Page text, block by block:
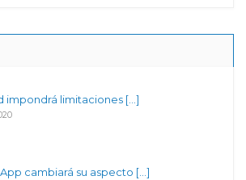
impondrá limitaciones [...]
cambiará su aspecto [...]